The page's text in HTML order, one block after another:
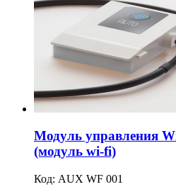
Модуль управления
(модуль wi-fi)
Код: AUX WF 001